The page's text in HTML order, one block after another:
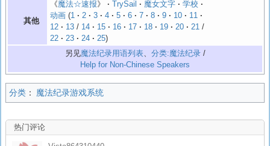
其他
《魔法☆速报》 TrySail 魔女文字
学校
动画 1 2 3 4 5 6 7 8 9 10
11
12
13 / 14 15 16 17 18 19 20 21 /
22
23 24
25
另见魔法纪录用语列表、 分类:魔法纪录/
Help for Non-Chinese Speakers
分类： 魔法纪录游戏系统
热门评论